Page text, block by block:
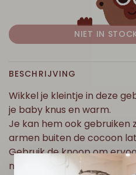
NIET IN
BESCHRIJVING
Wikkel je kleintje in deze
je baby knus en warm.
Je kan hem ook gebruiken
armen buiten de cocoon
Gebruik de knoop om
niet kan glijden.